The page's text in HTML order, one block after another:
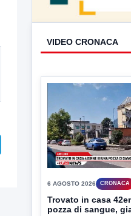
VIDEO CRONACA
6 AGOSTO 2026 CRONACA
Trovato in casa
pozza di sangue,